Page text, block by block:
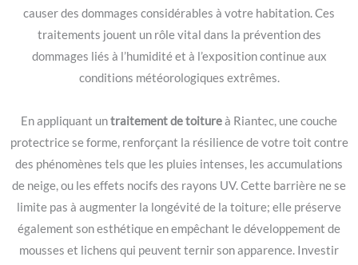
causer des dommages considérables à votre habitation. Ces
traitements jouent un rôle vital dans la prévention des
dommages liés à l’humidité et à l’exposition continue aux
conditions météorologiques extrêmes.
En appliquant untraitement de toitureà Riantec, une couche
protectrice se forme, renforçant la résilience de votre toit contre
des phénomènes tels que les pluies intenses, les accumulations
de neige, ou les effets nocifs des rayons UV. Cette barrière ne se
limite pas à augmenter la longévité de la toiture; elle préserve
également son esthétique en empêchant le développement de
mousses et lichens qui peuvent ternir son apparence. Investir